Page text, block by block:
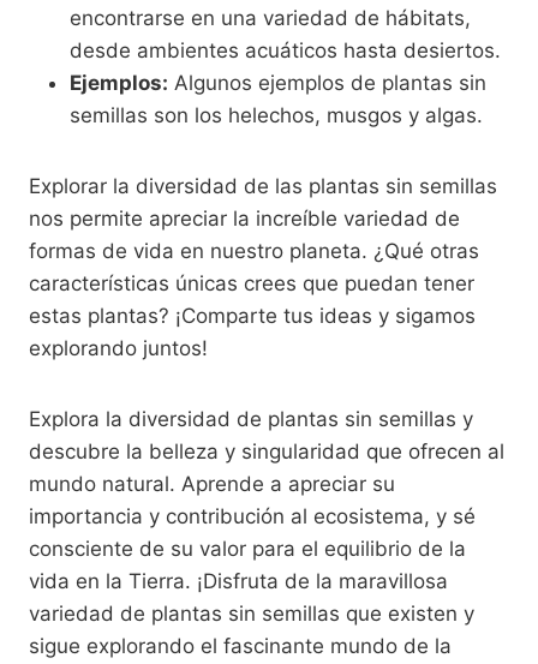
encontrarse en una variedad de hábitats,
desde ambientes acuáticos hasta desiertos.
Ejemplos: Algunos ejemplos de plantas sin
semillas son los helechos, musgos y algas.
Explorar la diversidad de las plantas sin semillas
nos permite apreciar la increíble variedad de
formas de vida en nuestro planeta. ¿Qué otras
características únicas crees que puedan tener
estas plantas? ¡Comparte tus ideas y sigamos
explorando juntos!
Explora la diversidad de plantas sin semillas y
descubre la belleza y singularidad que ofrecen al
mundo natural. Aprende a apreciar su
importancia y contribución al ecosistema, y sé
consciente de su valor para el equilibrio de la
vida en la Tierra. ¡Disfruta de la maravillosa
variedad de plantas sin semillas que existen y
sigue explorando el fascinante mundo de la